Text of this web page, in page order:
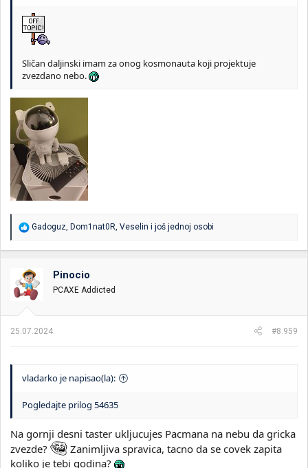
Sličan daljinski imam za onog kosmonauta koji projektuje
zvezdano nebo.
R
o
v
a
n
:
Gadoguz Dom1nat0R Veselin i još jednoj osobi
Pinocio
PCAXE Addicted
25.07.2024. #8.959
vladarko je napisao(la):
Pogledajte prilog 54635
Na gornji desni taster ukljucujes Pacmana na nebu da gricka
zvezde?
Zanimljiva spravica, tacno da se covek zapita
koliko je tebi godina?